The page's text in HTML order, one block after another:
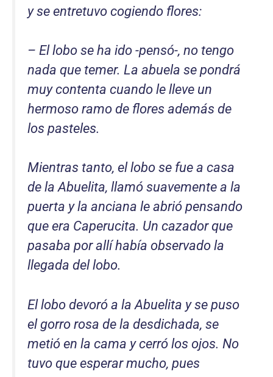
y se entretuvo cogiendo flores:
– El lobo se ha ido -pensó-, no tengo
nada que temer. La abuela se pondrá
muy contenta cuando le lleve un
hermoso ramo de flores además de
los pasteles.
Mientras tanto, el lobo se fue a casa
de la Abuelita, llamó suavemente a la
puerta y la anciana le abrió pensando
que era Caperucita. Un cazador que
pasaba por allí había observado la
llegada del lobo.
El lobo devoró a la Abuelita y se puso
el gorro rosa de la desdichada, se
metió en la cama y cerró los ojos. No
tuvo que esperar mucho, pues